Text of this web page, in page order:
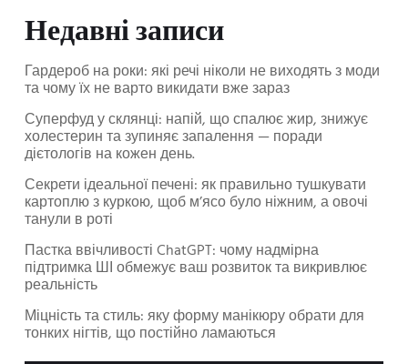
Недавні записи
Гардероб на роки: які речі ніколи не виходять з моди
та чому їх не варто викидати вже зараз
Суперфуд у склянці: напій, що спалює жир, знижує
холестерин та зупиняє запалення — поради
дієтологів на кожен день.
Секрети ідеальної печені: як правильно тушкувати
картоплю з куркою, щоб м’ясо було ніжним, а овочі
танули в роті
Пастка ввічливості ChatGPT: чому надмірна
підтримка ШІ обмежує ваш розвиток та викривлює
реальність
Міцність та стиль: яку форму манікюру обрати для
тонких нігтів, що постійно ламаються